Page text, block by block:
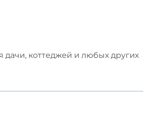
коттеджей и любых других